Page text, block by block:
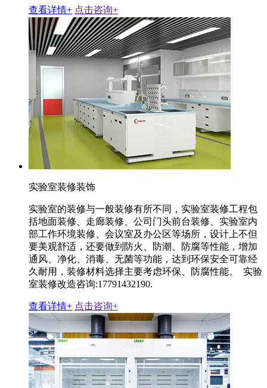
查看详情+ 点击咨询+
实验室装修装饰
实验室的装修与一般装修有所不同，实验室装修工程包
括地面装修、走廊装修、公司门头前台装修、实验室内
部工作环境装修、会议室及办公区等场所，设计上不但
要美观舒适，还要做到防火、防潮、防腐等性能，增加
通风、净化、消毒、无菌等功能，达到环保安全可靠经
久耐用，装修材料选择主要考虑环保、防腐性能。 实验
室装修改造咨询:17791432190.
查看详情+ 点击咨询+